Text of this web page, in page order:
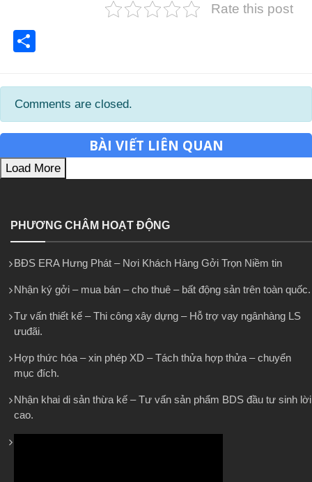
Rate this post
Comments are closed.
BÀI VIẾT LIÊN QUAN
Load More
PHƯƠNG CHÂM HOẠT ĐỘNG
BĐS ERA Hưng Phát – Nơi Khách Hàng Gởi Trọn Niềm tin
Nhận ký gởi – mua bán – cho thuê – bất động sản trên toàn quốc.
Tư vấn thiết kế – Thi công xây dựng – Hỗ trợ vay ngânhàng LS
ưuđãi.
Hợp thức hóa – xin phép XD – Tách thửa hợp thửa – chuyển
mục đích.
Nhận khai di sản thừa kế – Tư vấn sản phẩm BDS đầu tư sinh lời
cao.